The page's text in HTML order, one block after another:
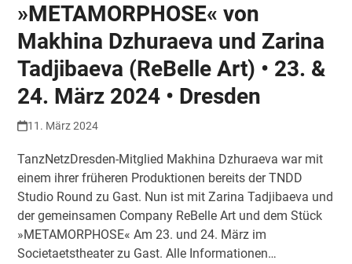
»METAMORPHOSE« von
Makhina Dzhuraeva und Zarina
Tadjibaeva (ReBelle Art) • 23. &
24. März 2024 • Dresden
11. März 2024
TanzNetzDresden-Mitglied Makhina Dzhuraeva war mit
einem ihrer früheren Produktionen bereits der TNDD
Studio Round zu Gast. Nun ist mit Zarina Tadjibaeva und
der gemeinsamen Company ReBelle Art und dem Stück
»METAMORPHOSE« Am 23. und 24. März im
Societaetstheater zu Gast. Alle Informationen…